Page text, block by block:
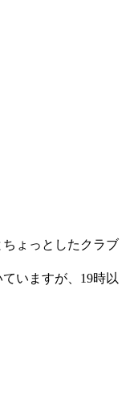
ょっとしたクラブ
いますが、19時以